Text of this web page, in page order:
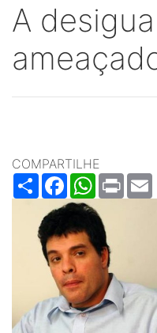
A
COMPARTILHE
ShareFacebookWhatsApp
Print